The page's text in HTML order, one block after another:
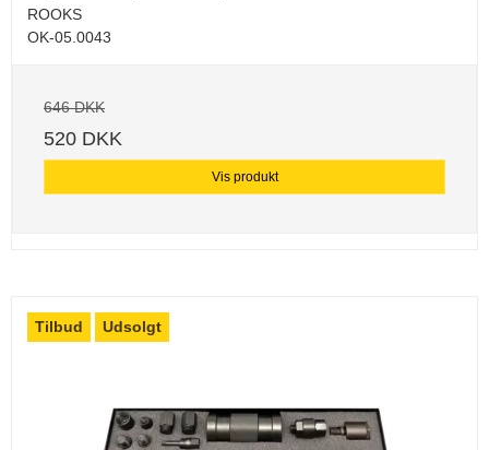
ROOKS
OK-05.0043
646 DKK
520 DKK
Vis produkt
Tilbud Udsolgt